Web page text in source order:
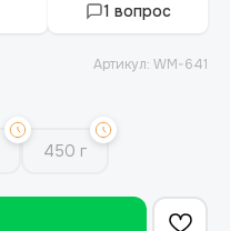
1 вопрос
Артикул: WM-641
450 г